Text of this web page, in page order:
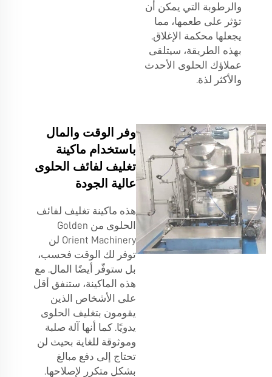
والرطوبة التي يمكن أن
تؤثر على طعمها، مما
يجعلها محكمة الإغلاق.
بهذه الطريقة، سيتلقى
عملاؤك الحلوى الأحدث
والأكثر لذة.
وفر الوقت والمال
باستخدام ماكينة
تغليف لفائف الحلوى
عالية الجودة
هذه ماكينة تغليف لفائف
الحلوى من Golden
Orient Machinery لن
توفر لك الوقت فحسب،
بل ستوفّر أيضًا المال. مع
هذه الماكينة، ستنفق أقل
على الأشخاص الذين
يقومون بتغليف الحلوى
يدويًا. كما أنها آلة صلبة
وموثوقة للغاية بحيث لن
تحتاج إلى دفع مبالغ
بشكل متكرر لإصلاحها.